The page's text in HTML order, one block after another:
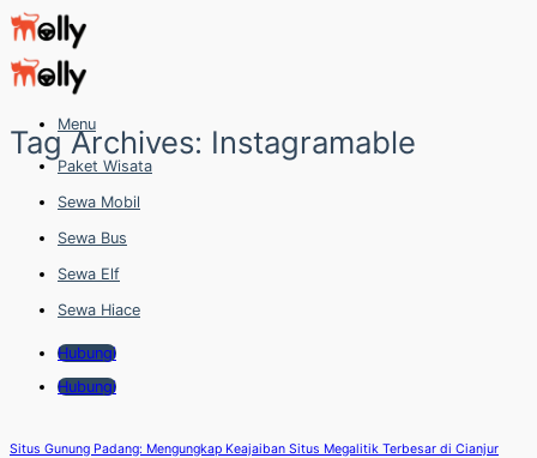
Skip
to
content
Menu
Paket Wisata
Sewa Mobil
Sewa Bus
Sewa Elf
Sewa Hiace
Hubungi
Hubungi
Tag Archives: Instagramable
Situs Gunung Padang: Mengungkap Keajaiban Situs Megalitik Terbesar di Cianjur